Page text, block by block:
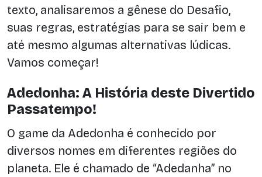
texto, analisaremos a gênese do Desafio,
suas regras, estratégias para se sair bem e
até mesmo algumas alternativas lúdicas.
Vamos começar!
Adedonha: A História deste Divertido
Passatempo!
O game da Adedonha é conhecido por
diversos nomes em diferentes regiões do
planeta. Ele é chamado de “Adedanha” no